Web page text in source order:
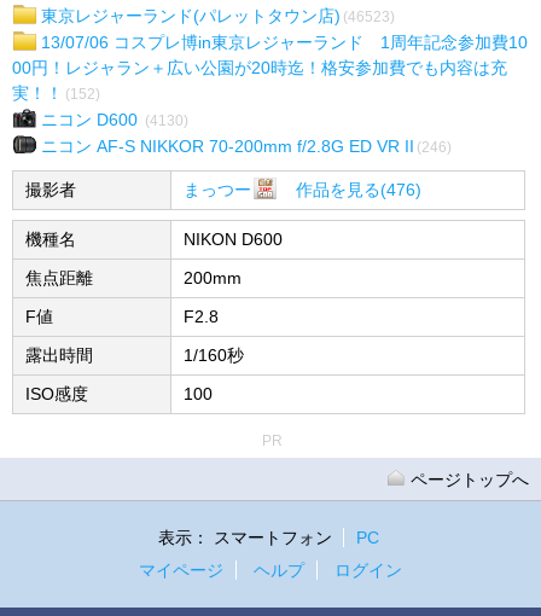
東京レジャーランド(パレットタウン店) (46523)
13/07/06 コスプレ博in東京レジャーランド 1周年記念参加費10
00円！レジャラン＋広い公園が20時迄！格安参加費でも内容は充
実！！
(152)
ニコン D600 (4130)
ニコン AF-S NIKKOR 70-200mm f/2.8G ED VR II (246)
撮影者 まっつー 作品を見る(476)
機種名
NIKON D600
焦点距離
200mm
F値
F2.8
露出時間
1/160秒
ISO感度
100
PR
ページトップへ
表示： スマートフォン
PC
マイページ
ヘルプ ログイン